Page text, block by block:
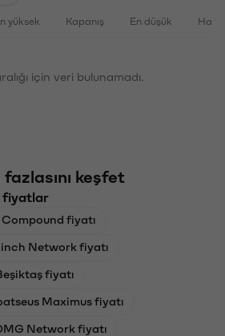
yüksek Kapanış En düşük
için veri bulunamadı.
keşfet
fiyatlar
fiyatı
Network fiyatı
fiyatı
Maximus fiyatı
Network fiyatı